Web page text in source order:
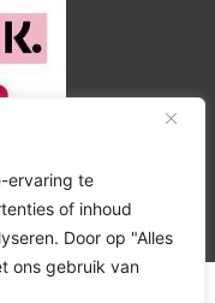
ervaring te
of inhoud
Door op "Alles
ons gebruik van